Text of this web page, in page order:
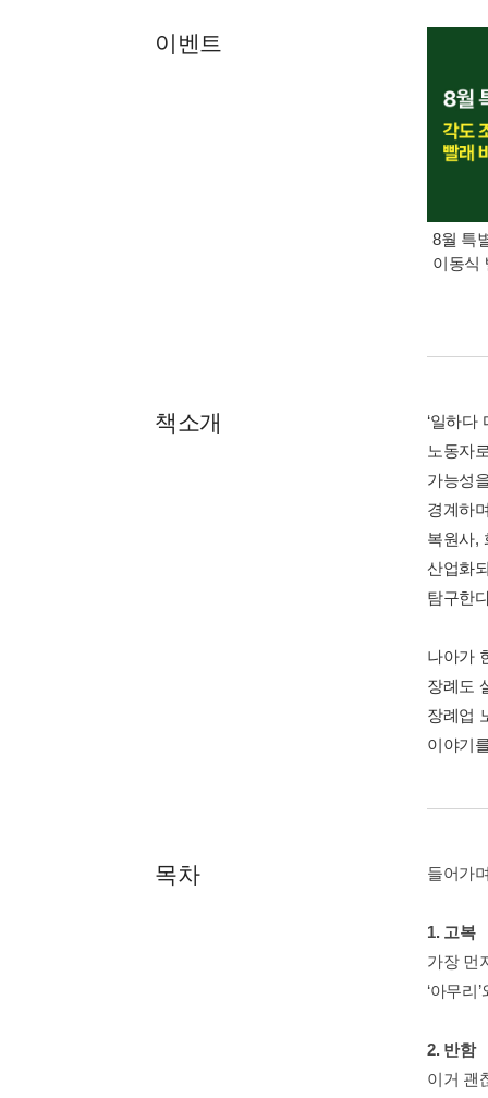
이벤트
8월 특
이동식
책소개
‘일하다
노동자
가능성
경계하
복원사,
산업화
탐구한
나아가
장례도
장례업
이야기
목차 들어가
1. 고복
가장 먼
‘아무리
2. 반함
이거 괜